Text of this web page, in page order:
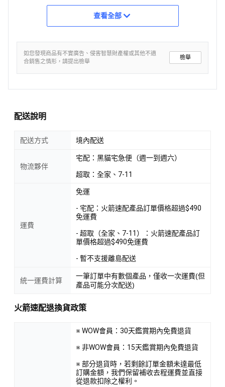
查看全部
如您發現商品有不實廣告、侵害智慧財產權或其他不適
合銷售之情形，請提出檢舉
檢舉
配送說明
配送方式 境內配送
物流夥伴
宅配：黑貓宅急便（週一到週六）
超取：全家、7-11
運費
免運
- 宅配：火箭速配產品訂單價格超過$490
免運費
- 超取（全家、7-11）：火箭速配產品訂
單價格超過$490免運費
- 暫不支援離島配送
統一運費計算
一筆訂單中有數個產品，僅收一次運費(但
產品可能分次配送)
火箭速配退換貨政策
※ WOW會員：30天鑑賞期內免費退貨
※ 非WOW會員：15天鑑賞期內免費退貨
※ 部分退貨時，若剩餘訂單金額未達最低
訂購金額，我們保留補收去程運費並直接
從退款扣除之權利。